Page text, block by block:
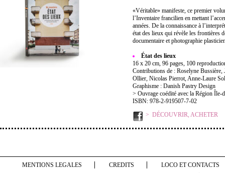
«Véritable» manifeste, ce premier
l’Inventaire francilien en mettant
années. De la connaissance à
état des lieux qui révèle les frontières
documentaire et photographie
État des lieux
16 x 20 cm, 96 pages, 100
Contributions de : Roselyne
Ollier, Nicolas Pierrot, Anne-Laure Sol
Graphisme : Danish Pastry Design
> Ouvrage coédité avec la Région Île-
ISBN: 978-2-919507-7-02
DÉCOUVRIR, ACHETER
MENTIONS LEGALES CREDITS LOCO ET CONTACTS